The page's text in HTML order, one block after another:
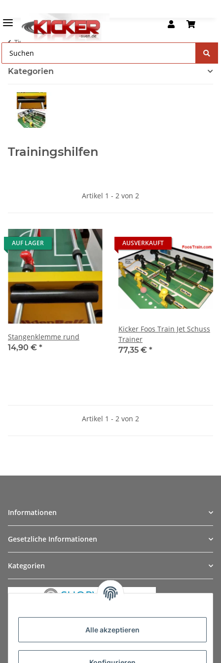
Tischkicker Zubehör
Trainingshilfen
Artikel 1 - 2 von 2
AUF LAGER
Stangenklemme rund
14,90 € *
AUSVERKAUFT
Kicker Foos Train Jet Schuss
Trainer
77,35 € *
Artikel 1 - 2 von 2
Kategorien
Informationen
Gesetzliche Informationen
Kategorien
Alle akzeptieren